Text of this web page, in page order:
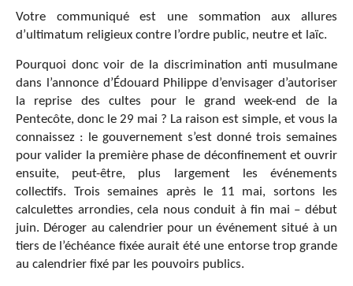
Votre communiqué est une sommation aux allures
d’ultimatum religieux contre l’ordre public, neutre et laïc.
Pourquoi donc voir de la discrimination anti musulmane
dans l’annonce d’Édouard Philippe d’envisager d’autoriser
la reprise des cultes pour le grand week-end de la
Pentecôte, donc le 29 mai ? La raison est simple, et vous la
connaissez : le gouvernement s’est donné trois semaines
pour valider la première phase de déconfinement et ouvrir
ensuite, peut-être, plus largement les événements
collectifs. Trois semaines après le 11 mai, sortons les
calculettes arrondies, cela nous conduit à fin mai – début
juin. Déroger au calendrier pour un événement situé à un
tiers de l’échéance fixée aurait été une entorse trop grande
au calendrier fixé par les pouvoirs publics.